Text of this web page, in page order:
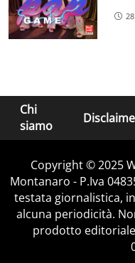
Chi
siamo
Copyright © 2025
Montanaro - P.Iva
testata giornalistica,
alcuna periodicità.
prodotto editoriale